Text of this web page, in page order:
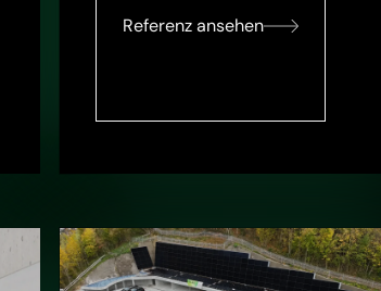
Referenz ansehen